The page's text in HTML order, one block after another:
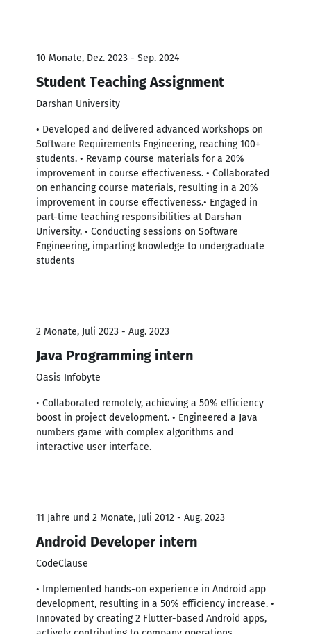
10 Monate, Dez. 2023 - Sep. 2024
Student Teaching Assignment
Darshan University
• Developed and delivered advanced workshops on
Software Requirements Engineering, reaching 100+
students. • Revamp course materials for a 20%
improvement in course effectiveness. • Collaborated
on enhancing course materials, resulting in a 20%
improvement in course effectiveness.• Engaged in
part-time teaching responsibilities at Darshan
University. • Conducting sessions on Software
Engineering, imparting knowledge to undergraduate
students
2 Monate, Juli 2023 - Aug. 2023
Java Programming intern
Oasis Infobyte
• Collaborated remotely, achieving a 50% efficiency
boost in project development. • Engineered a Java
numbers game with complex algorithms and
interactive user interface.
11 Jahre und 2 Monate, Juli 2012 - Aug. 2023
Android Developer intern
CodeClause
• Implemented hands-on experience in Android app
development, resulting in a 50% efficiency increase. •
Innovated by creating 2 Flutter-based Android apps,